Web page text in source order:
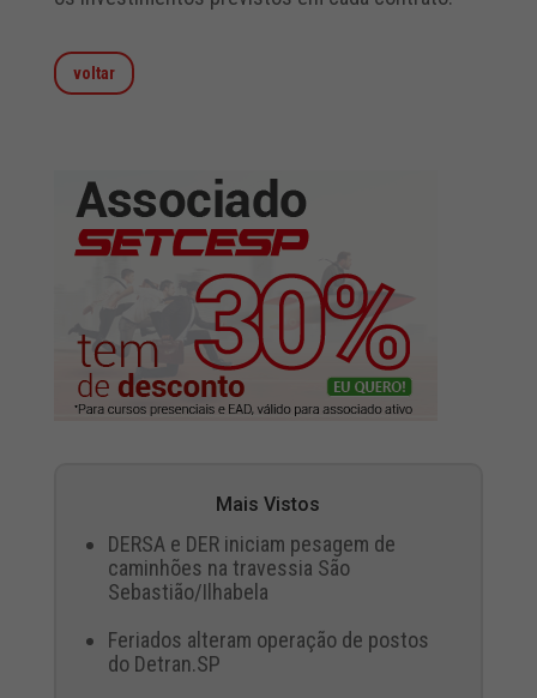
voltar
Mais Vistos
DERSA e DER iniciam pesagem de
caminhões na travessia São
Sebastião/Ilhabela
Feriados alteram operação de postos
do Detran.SP